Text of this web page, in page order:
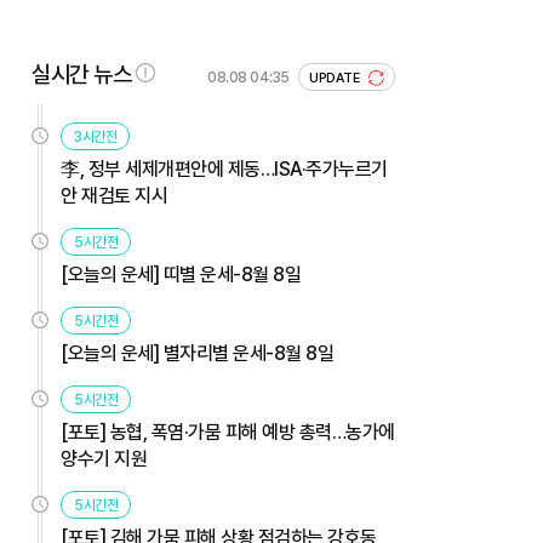
실시간 뉴스 08.08 04:35 UPDATE
3시간전
李, 정부 세제개편안에 제동…ISA·주가누르기
안 재검토 지시
5시간전
[오늘의 운세] 띠별 운세-8월 8일
5시간전
[오늘의 운세] 별자리별 운세-8월 8일
5시간전
[포토] 농협, 폭염·가뭄 피해 예방 총력…농가에
양수기 지원
5시간전
[포토] 김해 가뭄 피해 상황 점검하는 강호동